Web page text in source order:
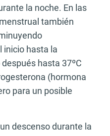
la noche. En las
también
inicio hasta la
hasta 37ºC
(hormona
para un posible
descenso durante la